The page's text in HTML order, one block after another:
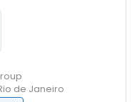
de Janeiro